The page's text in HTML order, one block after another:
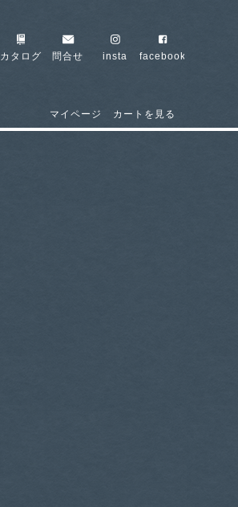
カタログ 問合せ insta facebook
マイページ カートを見る